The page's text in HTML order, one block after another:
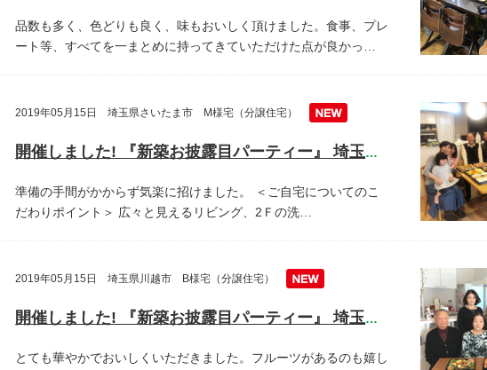
品数も多く、色どりも良く、味もおいしく頂けました。食事、プレ
ート等、すべてを一まとめに持ってきていただけた点が良かっ…
2019年05月15日 埼玉県さいたま市 M様宅（分譲住宅）
開催しました! 『新築お披露目パーティー』 埼玉県越谷市 M様宅
準備の手間がかからず気楽に招けました。
＜ご自宅についてのこ
だわりポイント＞ 広々と見えるリビング、2Ｆの洗…
2019年05月15日 埼玉県川越市 B様宅（分譲住宅）
開催しました! 『新築お披露目パーティー』 埼玉県川越市 B様宅
とても華やかでおいしくいただきました。フルーツがあるのも嬉し